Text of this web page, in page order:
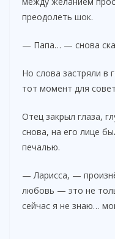
преодолеть шок.
— Папа… — снова
Но слова застряли в
тот момент для
Отец закрыл глаза,
снова, на его лице
печалью.
— Ларисса, —
любовь — это не
сейчас я не знаю…